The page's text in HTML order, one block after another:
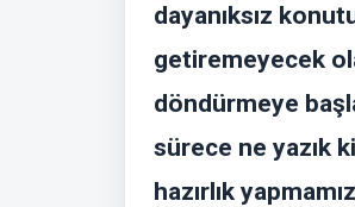
dayanıksız
getiremeyecek
döndürmeye
sürece ne yazık
hazırlık